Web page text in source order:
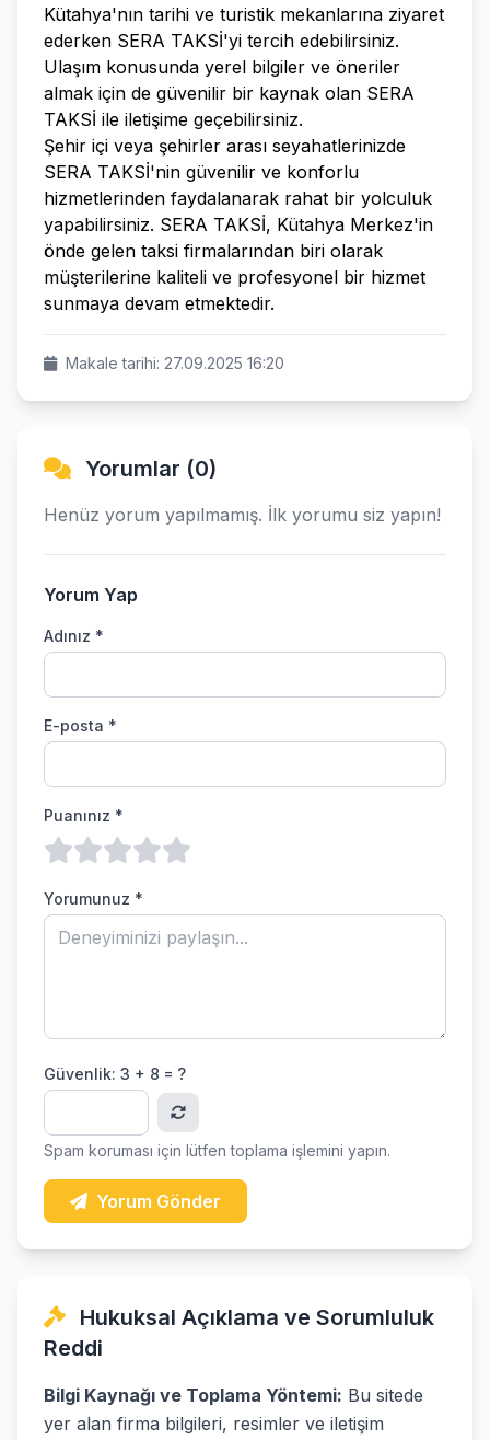
Kütahya'nın tarihi ve turistik mekanlarına ziyaret
ederken SERA TAKSİ'yi tercih edebilirsiniz.
Ulaşım konusunda yerel bilgiler ve öneriler
almak için de güvenilir bir kaynak olan SERA
TAKSİ ile iletişime geçebilirsiniz.
Şehir içi veya şehirler arası seyahatlerinizde
SERA TAKSİ'nin güvenilir ve konforlu
hizmetlerinden faydalanarak rahat bir yolculuk
yapabilirsiniz. SERA TAKSİ, Kütahya Merkez'in
önde gelen taksi firmalarından biri olarak
müşterilerine kaliteli ve profesyonel bir hizmet
sunmaya devam etmektedir.
Makale tarihi: 27.09.2025 16:20
Yorumlar (0)
Henüz yorum yapılmamış. İlk yorumu siz yapın!
Yorum Yap
Adınız *
E-posta *
Puanınız *
Yorumunuz *
Güvenlik: 3 + 8 = ?
Spam koruması için lütfen toplama işlemini yapın.
Yorum Gönder
Hukuksal Açıklama ve Sorumluluk
Reddi
Bilgi Kaynağı ve Toplama Yöntemi: Bu sitede
yer alan firma bilgileri, resimler ve iletişim